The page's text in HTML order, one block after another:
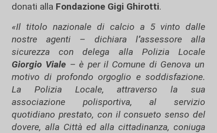
donati alla Fondazione Gigi Ghirotti.
«Il titolo nazionale di calcio a 5 vinto dalle
nostre agenti – dichiara l’assessore alla
sicurezza con delega alla Polizia Locale
Giorgio Viale – è per il Comune di Genova un
motivo di profondo orgoglio e soddisfazione.
La Polizia Locale, attraverso la sua
associazione polisportiva, al servizio
quotidiano prestato, con il consueto senso del
dovere, alla Città ed alla cittadinanza, coniuga